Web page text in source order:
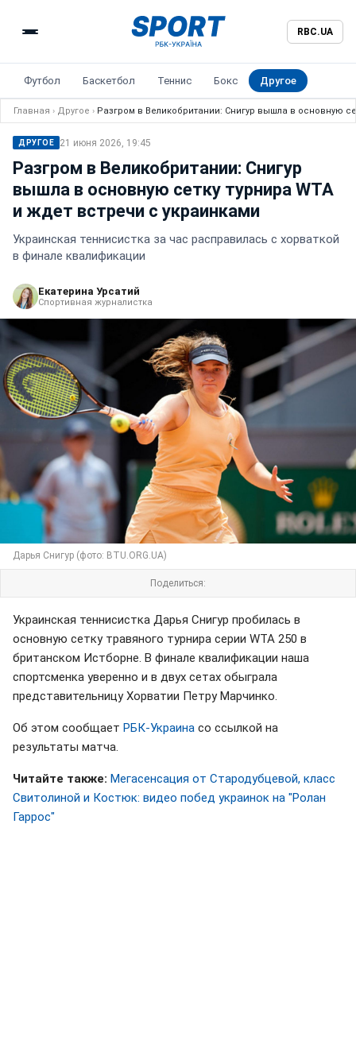
RBC.UA
Футбол Баскетбол Теннис Бокс Другое
Главная › Другое › Разгром в Великобритании: Снигур вышла в основную
ДРУГОЕ 21 июня 2026, 19:45
Разгром в Великобритании: Снигур
вышла в основную сетку турнира WTA
и ждет встречи с украинками
Украинская теннисистка за час расправилась с хорваткой
в финале квалификации
Екатерина Урсатий
Спортивная журналистка
Дарья Снигур (фото: BTU.ORG.UA)
Поделиться:
Украинская теннисистка Дарья Снигур пробилась в
основную сетку травяного турнира серии WTA 250 в
британском Истборне. В финале квалификации наша
спортсменка уверенно и в двух сетах обыграла
представительницу Хорватии Петру Марчинко.
Об этом сообщает РБК-Украина со ссылкой на
результаты матча.
Читайте также: Мегасенсация от Стародубцевой, класс
Свитолиной и Костюк: видео побед украинок на "Ролан
Гаррос"